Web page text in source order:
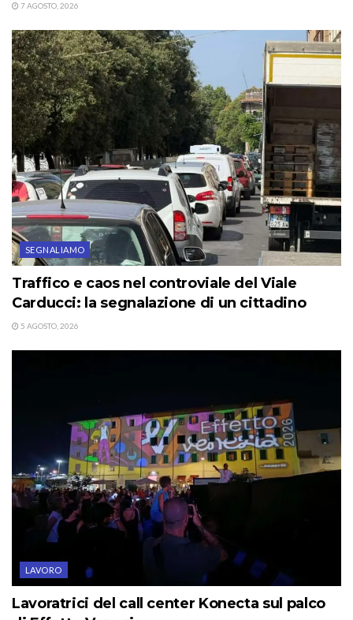
7 AGOSTO, 2026
SEGNALIAMO
Traffico e caos nel controviale del Viale
Carducci: la segnalazione di un cittadino
5 AGOSTO, 2026
LAVORO
Lavoratrici del call center Konecta sul palco